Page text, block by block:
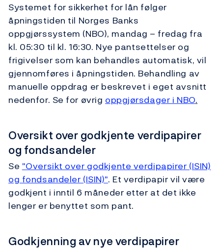
Systemet for sikkerhet for lån følger
åpningstiden til Norges Banks
oppgjørssystem (NBO), mandag – fredag fra
kl. 05:30 til kl. 16:30. Nye pantsettelser og
frigivelser som kan behandles automatisk, vil
gjennomføres i åpningstiden. Behandling av
manuelle oppdrag er beskrevet i eget avsnitt
nedenfor. Se for øvrig oppgjørsdager i NBO.
Oversikt over godkjente verdipapirer
og fondsandeler
Se "Oversikt over godkjente verdipapirer (ISIN)
og fondsandeler (ISIN)". Et verdipapir vil være
godkjent i inntil 6 måneder etter at det ikke
lenger er benyttet som pant.
Godkjenning av nye verdipapirer